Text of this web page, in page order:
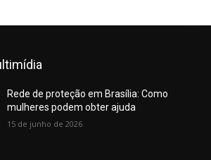
Rede de proteção em Brasília: Como
mulheres podem obter ajuda
15 de junho de 2026